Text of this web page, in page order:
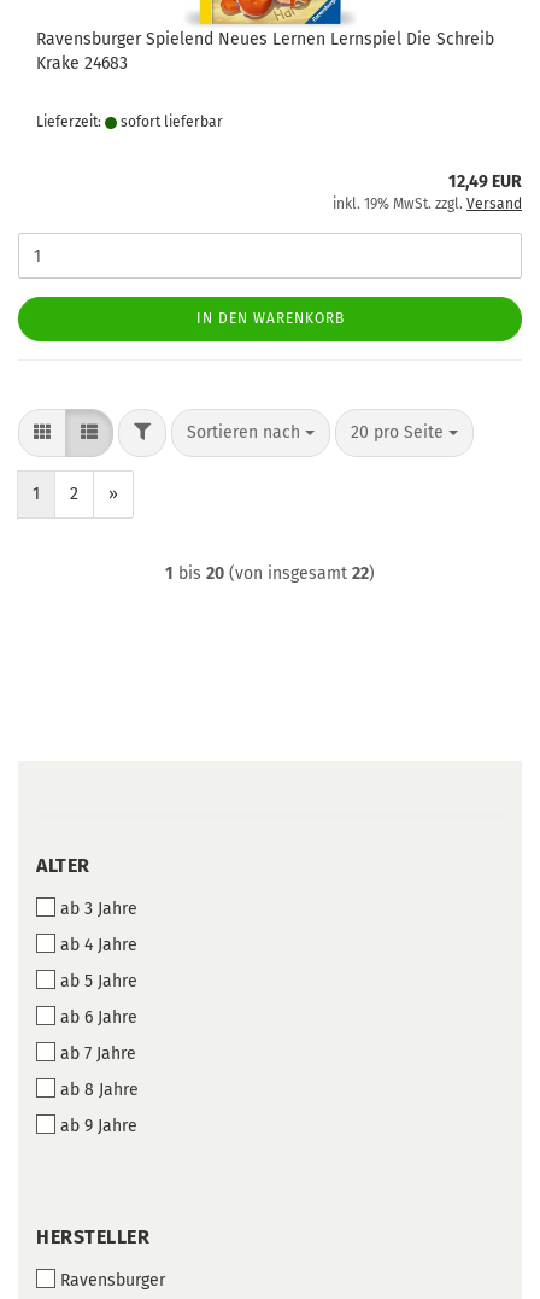
Ravensburger Spielend Neues Lernen Lernspiel Die Schreib
Krake 24683
Lieferzeit: sofort lie­fer­bar
12,49 EUR
inkl. 19% MwSt. zzgl. Versand
IN DEN WARENKORB
FILTERSortieren nach
Sortieren nach 20 pro Seite
pro Seite
1 2 »
1 bis 20 (von insgesamt 22)
ALTER
ALTER
ab 3 Jahre
ab 4 Jahre
ab 5 Jahre
ab 6 Jahre
ab 7 Jahre
ab 8 Jahre
ab 9 Jahre
HERSTELLER
HERSTELLER
Ravensburger